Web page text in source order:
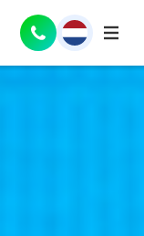
English(Engels